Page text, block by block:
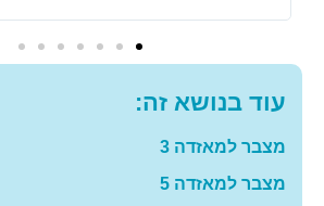
עוד בנושא זה:
מצבר למאזדה 3
מצבר למאזדה 5